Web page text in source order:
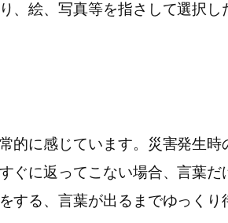
、絵、写真等を指さして選択
に感じています。災害発生
ぐに返ってこない場合、言葉
する、言葉が出るまでゆっくり